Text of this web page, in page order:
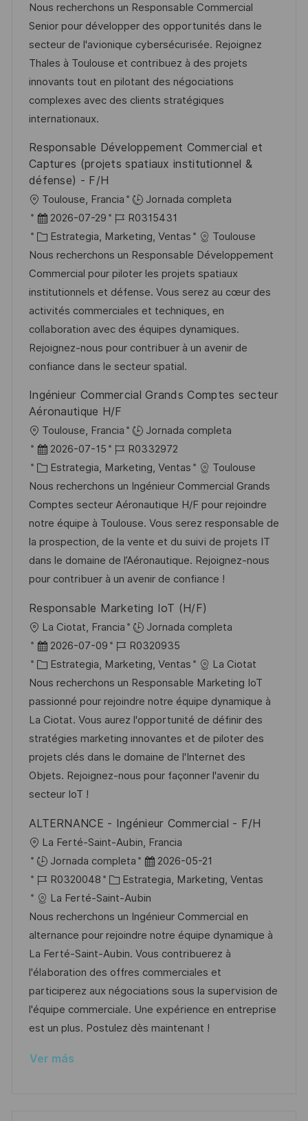
c
a
c
i
ó
n
c
h
a
d
e
p
u
l
c
a
c
d
e
e
m
p
l
a
t
e
g
o
r
í
Nous recherchons un Responsable Commercial
Senior pour développer des opportunités dans le
secteur de l'avionique cybersécurisée. Rejoignez
Thales à Toulouse et contribuez à des projets
innovants tout en pilotant des négociations
complexes avec des clients stratégiques
internationaux.
Responsable Développement Commercial et
Captures (projets spatiaux institutionnel &
défense) - F/H
U
b
c
a
c
i
ó
n
Toulouse, Francia
Jornada completa
F
e
c
h
a
d
e
p
u
l
a
2026-07-29
I
D
d
e
e
m
p
l
e
R0315431
C
a
t
e
g
o
r
í
Estrategia, Marketing, Ventas
Toulouse
Nous recherchons un Responsable Développement
Commercial pour piloter les projets spatiaux
institutionnels et défense. Vous serez au cœur des
activités commerciales et techniques, en
collaboration avec des équipes dynamiques.
Rejoignez-nous pour contribuer à un avenir de
confiance dans le secteur spatial.
Ingénieur Commercial Grands Comptes secteur
Aéronautique H/F
U
b
c
a
c
i
ó
n
Toulouse, Francia
Jornada completa
F
e
c
h
a
d
e
p
b
l
i
c
a
c
i
ó
n
2026-07-15
I
D
d
e
e
m
p
l
o
R0332972
C
a
t
e
g
o
r
a
Estrategia, Marketing, Ventas
Toulouse
Nous recherchons un Ingénieur Commercial Grands
Comptes secteur Aéronautique H/F pour rejoindre
notre équipe à Toulouse. Vous serez responsable de
la prospection, de la vente et du suivi de projets IT
dans le domaine de l’Aéronautique. Rejoignez-nous
pour contribuer à un avenir de confiance !
Responsable Marketing IoT (H/F)
U
b
c
a
c
i
ó
n
La Ciotat, Francia
Jornada completa
F
e
c
h
a
d
e
p
u
l
i
c
a
c
i
ó
n
2026-07-09
I
D
d
e
e
m
p
l
R0320935
C
a
t
e
g
o
r
í
Estrategia, Marketing, Ventas
La Ciotat
Nous recherchons un Responsable Marketing IoT
passionné pour rejoindre notre équipe dynamique à
La Ciotat. Vous aurez l'opportunité de définir des
stratégies marketing innovantes et de piloter des
projets clés dans le domaine de l'Internet des
Objets. Rejoignez-nous pour façonner l'avenir du
secteur IoT !
ALTERNANCE - Ingénieur Commercial - F/H
U
b
c
a
c
i
ó
n
La Ferté-Saint-Aubin, Francia
Jornada completa
F
e
c
h
a
d
e
p
u
b
2026-05-21
I
D
d
e
e
m
p
l
e
R0320048
C
a
t
e
g
o
r
í
a
Estrategia, Marketing, Ventas
La Ferté-Saint-Aubin
Nous recherchons un Ingénieur Commercial en
alternance pour rejoindre notre équipe dynamique à
La Ferté-Saint-Aubin. Vous contribuerez à
l'élaboration des offres commerciales et
participerez aux négociations sous la supervision de
l'équipe commerciale. Une expérience en entreprise
est un plus. Postulez dès maintenant !
Ver más